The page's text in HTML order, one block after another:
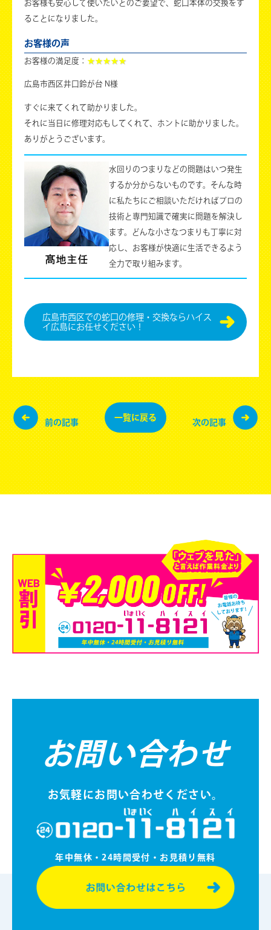
お客様も安心して使いたいとのご要望で、蛇口本体の交換をす
ることになりました。
お客様の声
お客様の満足度： ★★★★★
広島市西区井口鈴が台 N様
すぐに来てくれて助かりました。
それに当日に修理対応もしてくれて、ホントに助かりました。
ありがとうございます。
水回りのつまりなどの問題はいつ発生
するか分からないものです。そんな時
に私たちにご相談いただければプロの
技術と専門知識で確実に問題を解決し
ます。どんな小さなつまりも丁寧に対
応し、お客様が快適に生活できるよう
全力で取り組みます。
広島市⻄区での蛇口の修理・交換ならハイス
イ広島にお任せください！
前の記事
一覧に戻る
次の記事
お問い合わせ
お気軽にお問い合わせください。
年中無休・24時間受付・お⾒積り無料